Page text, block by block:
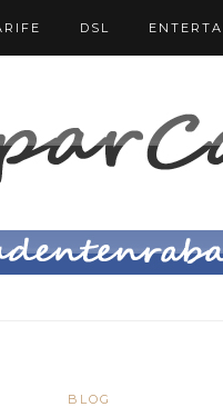
DSL
BLOG